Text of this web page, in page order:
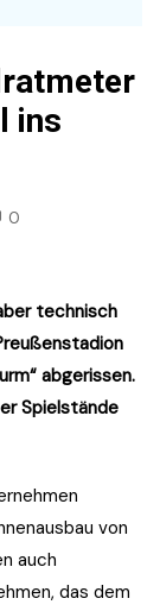
ins
0
technisch
abgerissen.
Spielstände
von
auch
das dem